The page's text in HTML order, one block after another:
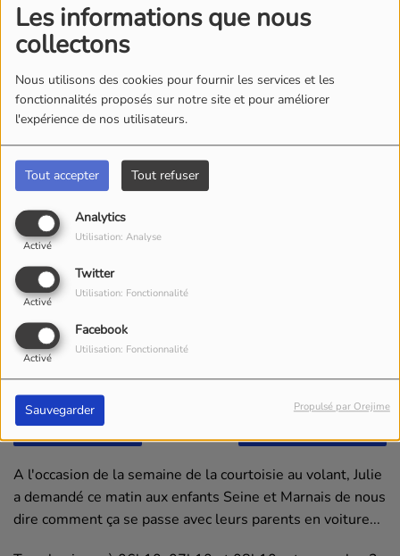
Les informations que nous
collectons
Nous utilisons des cookies pour fournir les services et les
fonctionnalités proposés sur notre site et pour améliorer
l'expérience de nos utilisateurs.
Tout accepter Tout refuser
Analytics
Activé
Utilisation: Analyse
Twitter
Activé
Utilisation: Fonctionnalité
Facebook
Activé
Utilisation: Fonctionnalité
Sauvegarder Propulsé par Orejime
du mardi 18 mars
2025
A l'occasion de la semaine de la courtoisie au volant, Julie
a demandé ce matin aux enfants Seine et Marnais de nous
dire comment ça se passe avec leurs parents en voiture...